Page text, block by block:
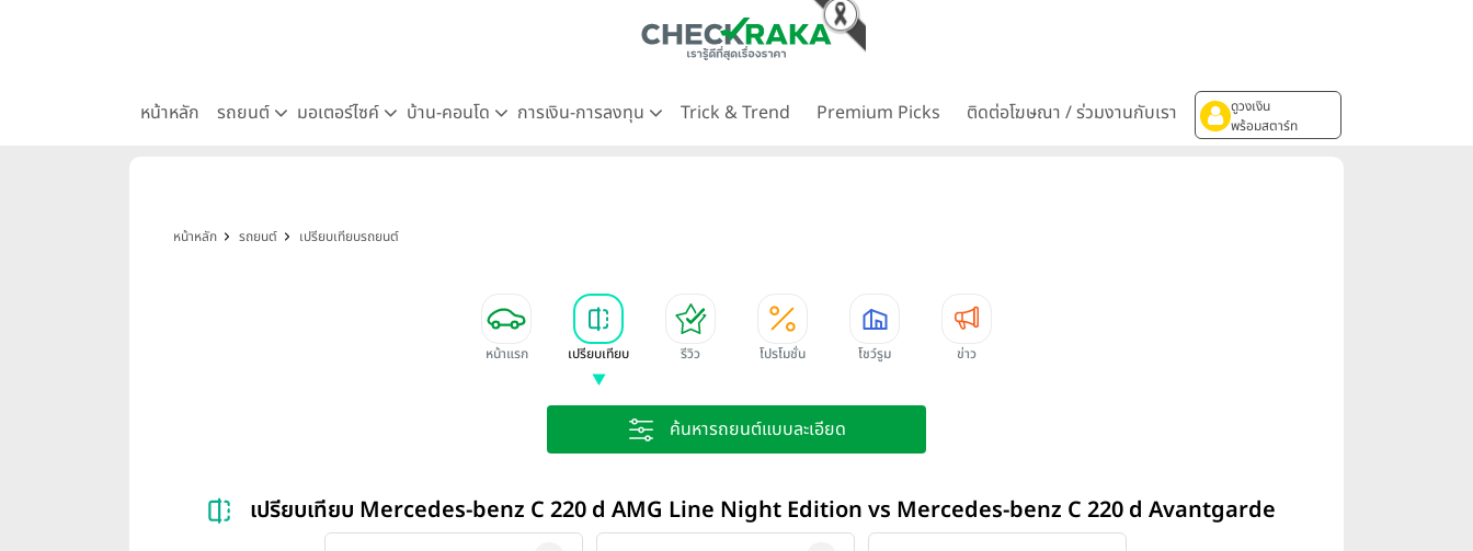
หน้าหลัก รถยนต์ มอเตอร์ไซค์ บ้าน-คอนโด การเงิน-การลงทุน Trick & Trend Premium Picks ติดต่อโฆษณา / ร่วมงานกับเรา
ดูวงเงิน
พร้อมสตาร์ท
หน้าหลัก รถยนต์ เปรียบเทียบรถยนต์
หน้าแรก เปรียบเทียบ รีวิว โปรโมชั่น โชว์รูม ข่าว
ค้นหารถยนต์แบบละเอียด
เปรียบเทียบ Mercedes-benz C 220 d AMG Line Night Edition vs Mercedes-benz C 220 d Avantgarde